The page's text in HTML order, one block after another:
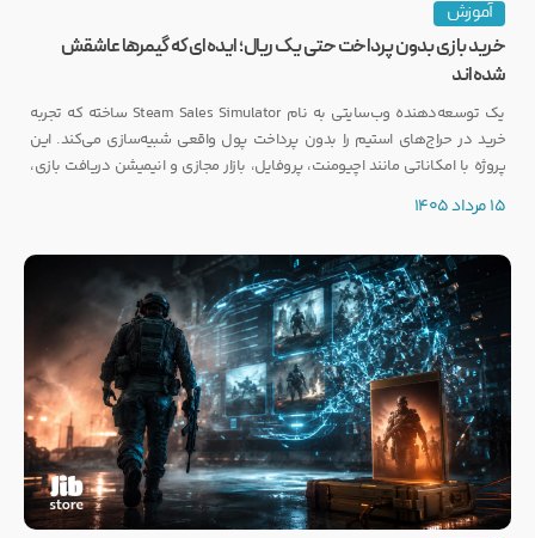
آموزش
خرید بازی بدون پرداخت حتی یک ریال؛ ایده‌ای که گیمرها عاشقش
شده‌اند
یک توسعه‌دهنده وب‌سایتی به نام Steam Sales Simulator ساخته که تجربه
خرید در حراج‌های استیم را بدون پرداخت پول واقعی شبیه‌سازی می‌کند. این
پروژه با امکاناتی مانند اچیومنت، پروفایل، بازار مجازی و انیمیشن دریافت بازی،
15 مرداد 1405